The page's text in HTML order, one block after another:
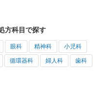
方科目で探す
眼科 精神科 小児科
循環器科 婦人科 歯科